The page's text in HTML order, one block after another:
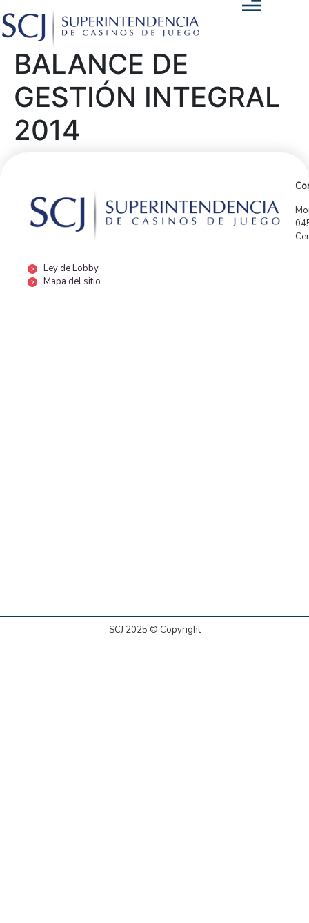
BALANCE DE
GESTIÓN INTEGRAL
2014
Ley de Lobby
Mapa del sitio
SCJ 2025 © Copyright